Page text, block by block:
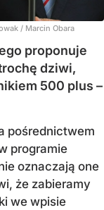
/ Marcin Obara
proponuje
dziwi,
500 plus –
pośrednictwem
programie
oznaczają one
że zabieramy
we wpisie